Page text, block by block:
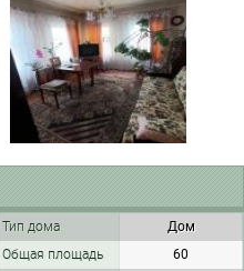
Тип дома
Дом
Общая площадь 60